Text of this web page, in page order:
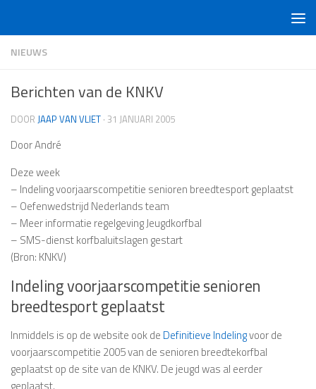
NIEUWS
Berichten van de KNKV
DOOR JAAP VAN VLIET · 31 JANUARI 2005
Door André
Deze week
– Indeling voorjaarscompetitie senioren breedtesport geplaatst
– Oefenwedstrijd Nederlands team
– Meer informatie regelgeving Jeugdkorfbal
– SMS-dienst korfbaluitslagen gestart
(Bron: KNKV)
Indeling voorjaarscompetitie senioren
breedtesport geplaatst
Inmiddels is op de website ook de Definitieve Indelingvoor de
voorjaarscompetitie 2005 van de senioren breedtekorfbal
geplaatst op de site van de KNKV. De jeugd was al eerder